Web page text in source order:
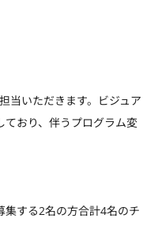
当いただきます。ビジュア
おり、伴うプログラム変
する2名の方合計4名のチ